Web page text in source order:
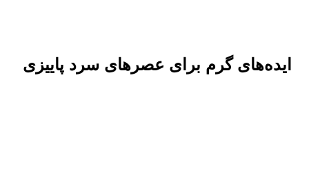
ایده‌های گرم برای عصرهای سرد پاییزی